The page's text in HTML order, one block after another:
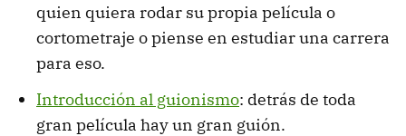
quien quiera rodar su propia película o
cortometraje o piense en estudiar una carrera
para eso.
Introducción al guionismo: detrás de toda
gran película hay un gran guión.